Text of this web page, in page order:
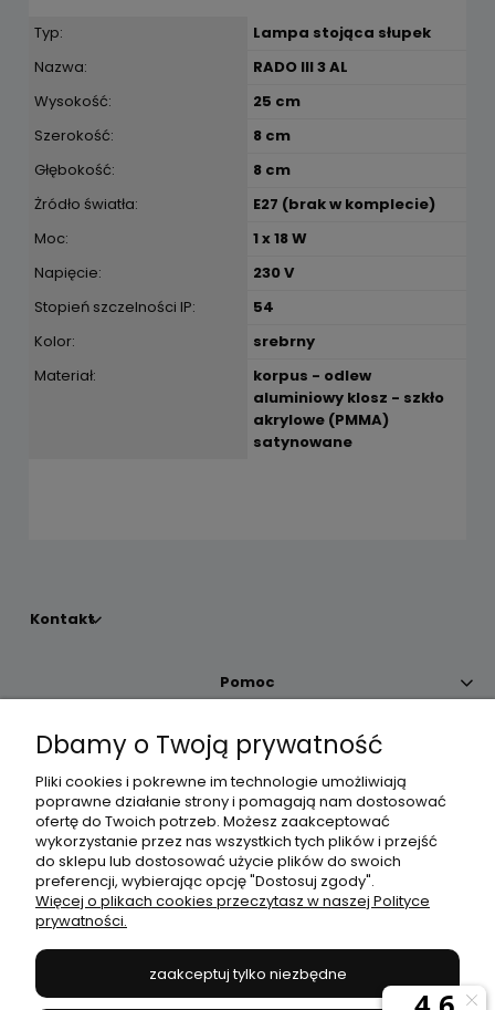
Typ:
Lampa stojąca słupek
Nazwa:
RADO III 3 AL
Wysokość:
25 cm
Szerokość:
8 cm
Głębokość:
8 cm
Żródło światła:
E27 (brak w komplecie)
Moc:
1 x 18 W
Napięcie:
230 V
Stopień szczelności IP:
54
Kolor:
srebrny
Materiał:
korpus - odlew
aluminiowy klosz - szkło
akrylowe (PMMA)
satynowane
Kontakt
Pomoc
Moje konto
Płatności i dostawa
Informacje
Dbamy o Twoją prywatność
Pliki cookies i pokrewne im technologie umożliwiają
poprawne działanie strony i pomagają nam dostosować
ofertę do Twoich potrzeb. Możesz zaakceptować
wykorzystanie przez nas wszystkich tych plików i przejść
do sklepu lub dostosować użycie plików do swoich
preferencji, wybierając opcję "Dostosuj zgody".
Więcej o plikach cookies przeczytasz w naszej Polityce
prywatności.
zaakceptuj tylko niezbędne